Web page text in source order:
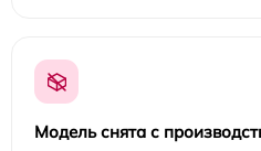
Модель снята с